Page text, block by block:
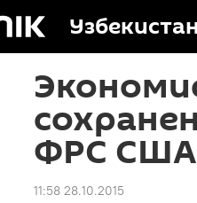
Узбекистан
ФРС США
11:58 28.10.2015